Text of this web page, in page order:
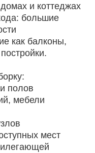
и коттеджах
большие
как балконы,
полов
мебели
мест